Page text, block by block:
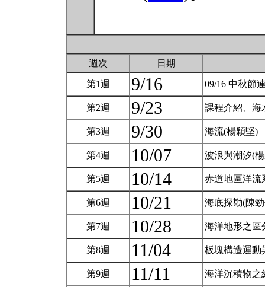
週次 日期
第1週 9/16 09/16 中秋節
第2週 9/23 課程介紹、
第3週 9/30 海流(楊穎堅)
第4週 10/07 波浪與潮汐(
第5週 10/14 赤道地區洋
第6週 10/21 海底探勘(陳
第7週 10/28 海洋地形之
第8週 11/04 板塊構造運
第9週 11/11 海洋沉積物